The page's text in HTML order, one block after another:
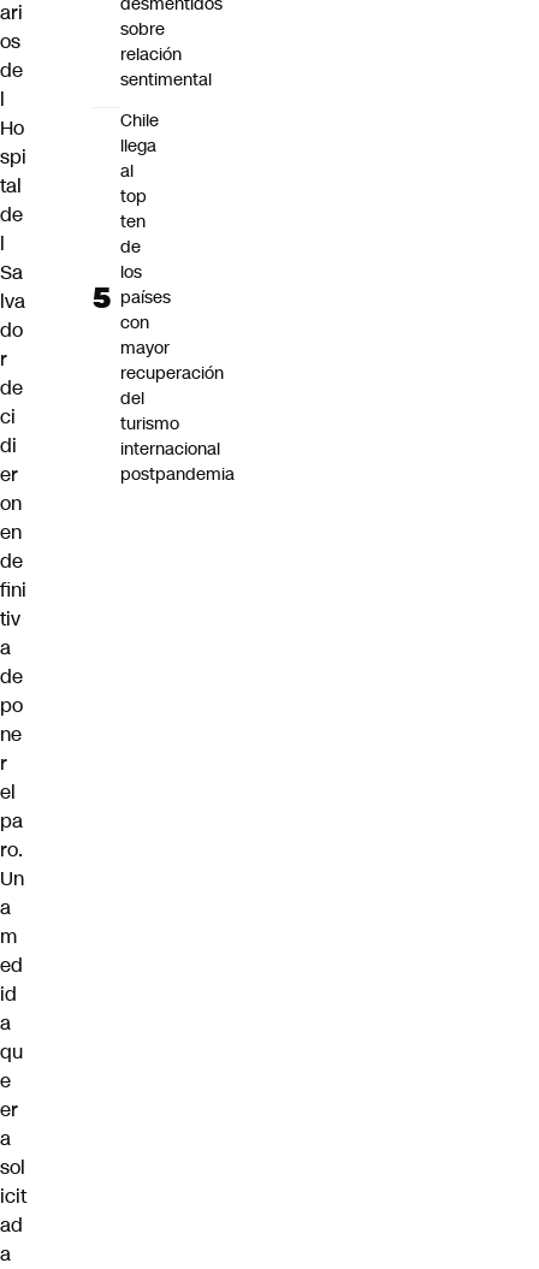
ari
os
de
l
Ho
spi
tal
de
l
Sa
lva
do
r
de
ci
di
er
on
en
de
fini
tiv
a
de
po
ne
r
el
pa
ro.
Un
a
m
ed
id
a
qu
e
er
a
sol
icit
ad
a
sobre
relación
sentimental
Chile
llega
al
top
ten
de
los
países
con
mayor
recuperación
del
turismo
internacional
postpandemia